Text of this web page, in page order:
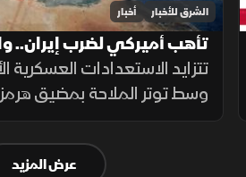
الشرق للأخبار أخبار
تأهب أميركي لضرب إيران..
بمضيق هرمز
تتزايد الاستعدادات العسكرية
وسط توتر الملاحة بمضيق
بينما يتصاعد التوتر في جنوب
قلق دول أوروبا من تدفق
عرض المزيد